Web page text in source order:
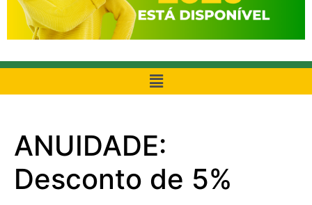
ANUIDADE:
Desconto de 5%